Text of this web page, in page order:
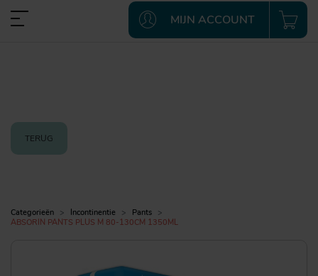
MIJN ACCOUNT
TERUG
Categorieën Incontinentie
Pants
ABSORIN PANTS PLUS M 80-130CM 1350ML